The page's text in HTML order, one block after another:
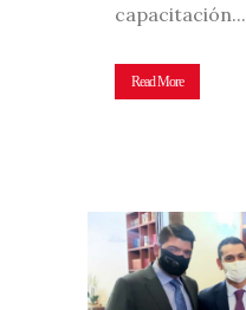
capacitación...
Read More